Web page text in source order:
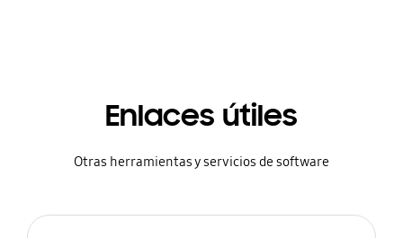
Enlaces útiles
Otras herramientas y servicios de software